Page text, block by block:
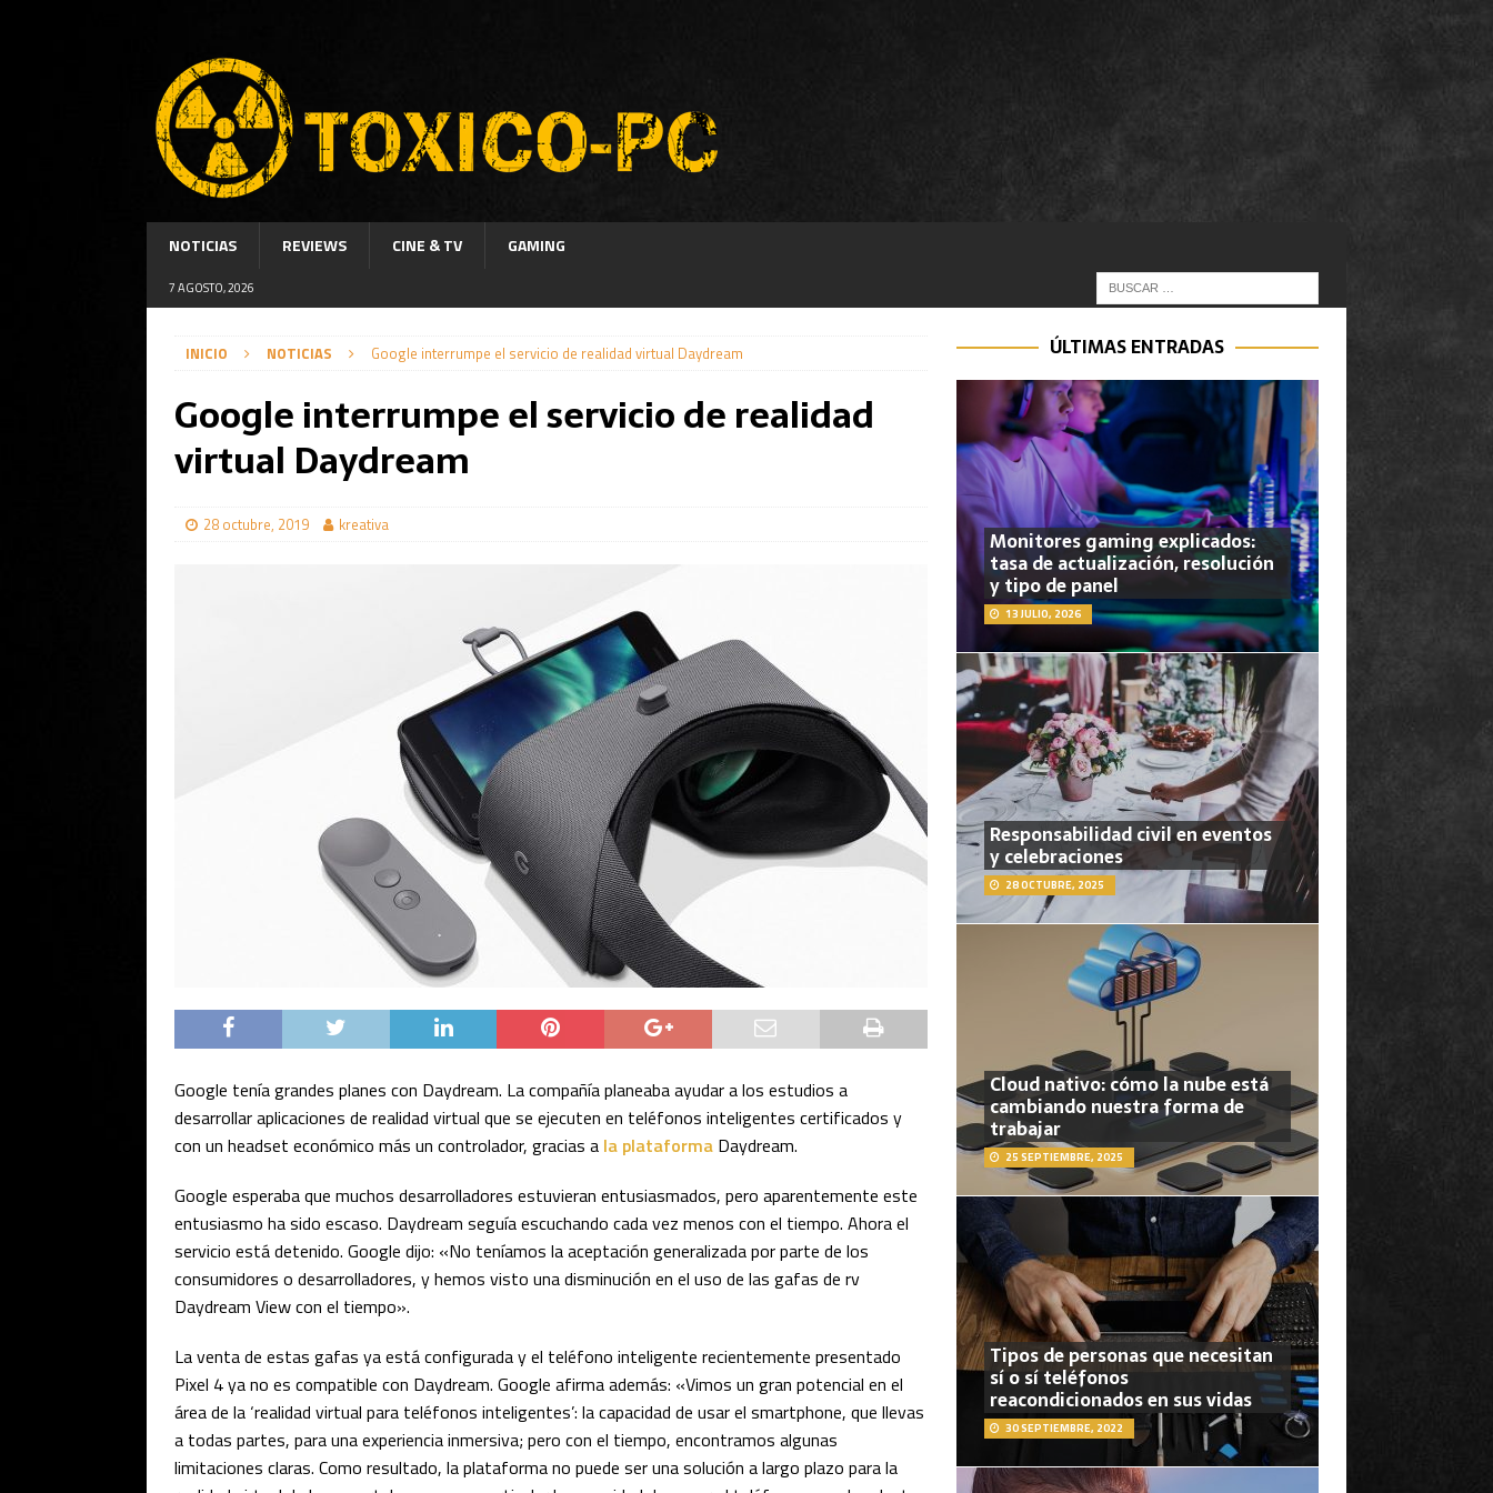
NOTICIAS REVIEWS CINE & TV GAMING
7 AGOSTO, 2026
INICIO NOTICIAS Google interrumpe el servicio de realidad virtual Daydream
Google interrumpe el servicio de realidad
virtual Daydream
28 octubre, 2019 kreativa
Google tenía grandes planes con Daydream. La compañía planeaba ayudar a los estudios a
desarrollar aplicaciones de realidad virtual que se ejecuten en teléfonos inteligentes certificados y
con un headset económico más un controlador, gracias a la plataforma Daydream.
Google esperaba que muchos desarrolladores estuvieran entusiasmados, pero aparentemente este
entusiasmo ha sido escaso. Daydream seguía escuchando cada vez menos con el tiempo. Ahora el
servicio está detenido. Google dijo: «No teníamos la aceptación generalizada por parte de los
consumidores o desarrolladores, y hemos visto una disminución en el uso de las gafas de rv
Daydream View con el tiempo».
La venta de estas gafas ya está configurada y el teléfono inteligente recientemente presentado
Pixel 4 ya no es compatible con Daydream. Google afirma además: «Vimos un gran potencial en el
área de la ‘realidad virtual para teléfonos inteligentes’: la capacidad de usar el smartphone, que llevas
a todas partes, para una experiencia inmersiva; pero con el tiempo, encontramos algunas
limitaciones claras. Como resultado, la plataforma no puede ser una solución a largo plazo para la
ÚLTIMAS ENTRADAS
Monitores gaming explicados:
tasa de actualización, resolución
y tipo de panel
13 JULIO, 2026
Responsabilidad civil en eventos
y celebraciones
28 OCTUBRE, 2025
Cloud nativo: cómo la nube está
cambiando nuestra forma de
trabajar
25 SEPTIEMBRE, 2025
Tipos de personas que necesitan
sí o sí teléfonos
reacondicionados en sus vidas
30 SEPTIEMBRE, 2022